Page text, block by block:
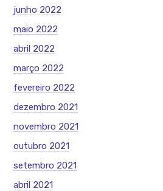
junho 2022
maio 2022
abril 2022
março 2022
fevereiro 2022
dezembro 2021
novembro 2021
outubro 2021
setembro 2021
abril 2021